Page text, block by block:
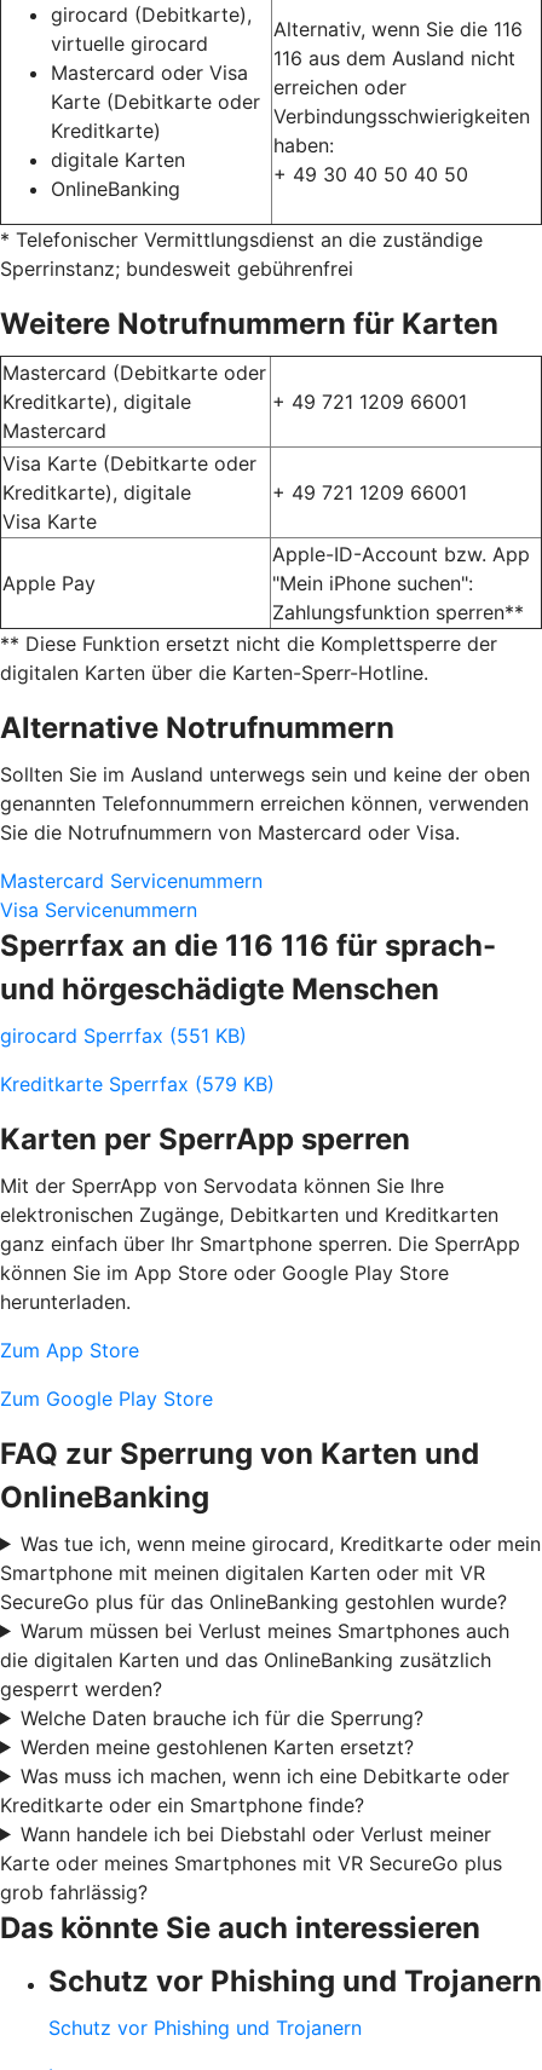
girocard (Debitkarte),
virtuelle girocard
Mastercard oder Visa
Karte (Debitkarte oder
Kreditkarte)
digitale Karten
OnlineBanking
Alternativ, wenn Sie die 116
116 aus dem Ausland nicht
erreichen oder
Verbindungsschwierigkeiten
haben:
+ 49 30 40 50 40 50
* Telefonischer Vermittlungsdienst an die zuständige
Sperrinstanz; bundesweit gebührenfrei
Weitere Notrufnummern für Karten
Mastercard (Debitkarte oder
Kreditkarte), digitale
Mastercard
+ 49 721 1209 66001
Visa Karte (Debitkarte oder
Kreditkarte), digitale
Visa Karte
+ 49 721 1209 66001
Apple Pay
Apple-ID-Account bzw. App
"Mein iPhone suchen":
Zahlungsfunktion sperren**
** Diese Funktion ersetzt nicht die Komplettsperre der
digitalen Karten über die Karten-Sperr-Hotline.
Alternative Notrufnummern
Sollten Sie im Ausland unterwegs sein und keine der oben
genannten Telefonnummern erreichen können, verwenden
Sie die Notrufnummern von Mastercard oder Visa.
Mastercard Servicenummern
Visa Servicenummern
Sperrfax an die 116 116 für sprach-
und hörgeschädigte Menschen
girocard Sperrfax (551 KB)
Kreditkarte Sperrfax (579 KB)
Karten per SperrApp sperren
Mit der SperrApp von Servodata können Sie Ihre
elektronischen Zugänge, Debitkarten und Kreditkarten
ganz einfach über Ihr Smartphone sperren. Die SperrApp
können Sie im App Store oder Google Play Store
herunterladen.
Zum App Store
Zum Google Play Store
FAQ zur Sperrung von Karten und
OnlineBanking
Was tue ich, wenn meine girocard, Kreditkarte oder mein
Smartphone mit meinen digitalen Karten oder mit VR
SecureGo plus für das OnlineBanking gestohlen wurde?
Warum müssen bei Verlust meines Smartphones auch
die digitalen Karten und das OnlineBanking zusätzlich
gesperrt werden?
Welche Daten brauche ich für die Sperrung?
Werden meine gestohlenen Karten ersetzt?
Was muss ich machen, wenn ich eine Debitkarte oder
Kreditkarte oder ein Smartphone finde?
Wann handele ich bei Diebstahl oder Verlust meiner
Karte oder meines Smartphones mit VR SecureGo plus
grob fahrlässig?
Das könnte Sie auch interessieren
Schutz vor Phishing und Trojanern
Schutz vor Phishing und Trojanern